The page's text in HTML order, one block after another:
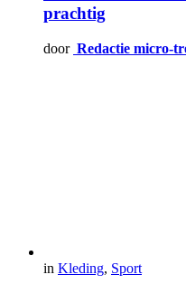
prachtig
door Redactie micro-
in Kleding, Sport